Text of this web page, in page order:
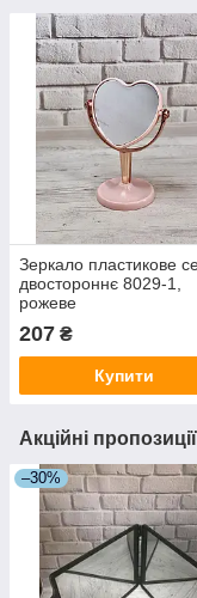
Зеркало пластикове
двостороннє 8029-1,
рожеве
207 ₴
Купити
Акційні
–30%